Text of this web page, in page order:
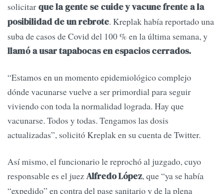
solicitar que la gente se cuide y vacune frente a la
posibilidad de un rebrote. Kreplak había reportado una
suba de casos de Covid del 100 % en la última semana, y
llamó a usar tapabocas en espacios cerrados.
“Estamos en un momento epidemiológico complejo
dónde vacunarse vuelve a ser primordial para seguir
viviendo con toda la normalidad lograda. Hay que
vacunarse. Todos y todas. Tengamos las dosis
actualizadas”, solicitó Kreplak en su cuenta de Twitter.
Así mismo, el funcionario le reprochó al juzgado, cuyo
responsable es el juezAlfredo López, que “ya se había
“expedido” en contra del pase sanitario y de la plena